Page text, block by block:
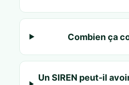
Combien ça
Un SIREN peut-il